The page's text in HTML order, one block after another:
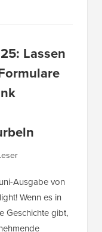
Lassen
Ausgabe von
Wenn es in
Geschichte gibt,